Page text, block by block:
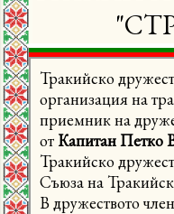
и
Тракийско
организация на
приемник на
от Капитан Петко
Тракийско
Съюза на
В дружеството